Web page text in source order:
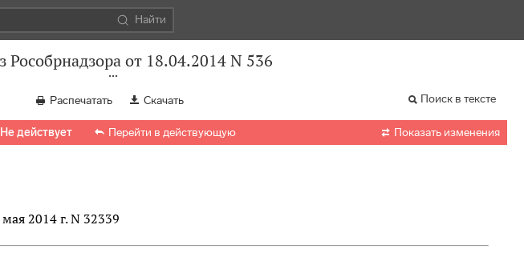
Найти
Рособрнадзора от 18.04.2014 N 536
Распечатать Скачать Поиск в тексте
действует Перейти в действующую  Показать изменения
2014 г. N 32339